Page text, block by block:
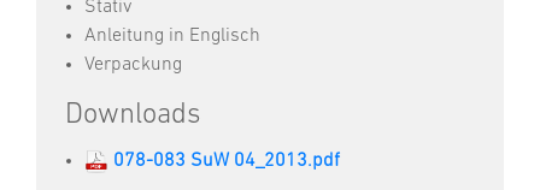
Stativ
Anleitung in Englisch
Verpackung
Downloads
078-083 SuW 04_2013.pdf